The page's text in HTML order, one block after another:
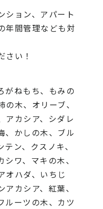
ション、アパート
年間管理なども対
さい！
がねもち、もみの
木、オリーブ、
アカシア、シダレ
、かしの木、ブル
ン、クスノキ、
ワ、マキの木、
オハダ、いちじ
カシア、紅葉、
ルーツの木、カツ